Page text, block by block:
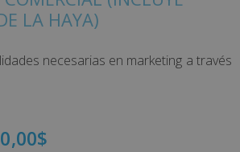
LA HAYA)
necesarias en marketing a través
$